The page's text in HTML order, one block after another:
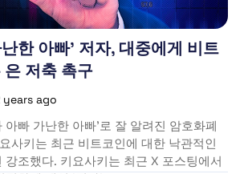
한 아빠’ 저자, 대중에게 비트
은 저축 촉구
years ago
아빠 가난한 아빠’로 잘 알려진 암호화폐
사키는 최근 비트코인에 대한 낙관적인
강조했다. 키요사키는 최근 X 포스팅에서